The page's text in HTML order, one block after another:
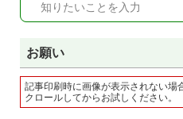
お願い
記事印刷時に画像が表示されない場
クロールしてからお試しください。